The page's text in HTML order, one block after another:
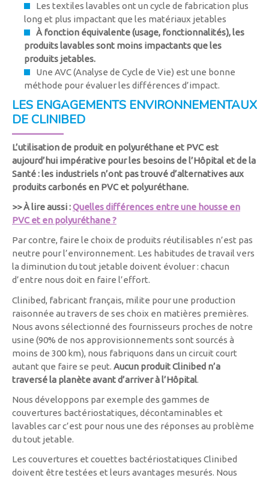
Les textiles lavables ont un cycle de fabrication plus
long et plus impactant que les matériaux jetables
À fonction équivalente (usage, fonctionnalités), les
produits lavables sont moins impactants que les
produits jetables.
Une AVC (Analyse de Cycle de Vie) est une bonne
méthode pour évaluer les différences d’impact.
LES ENGAGEMENTS ENVIRONNEMENTAUX
DE CLINIBED
L’utilisation de produit en polyuréthane et PVC est
aujourd’hui impérative pour les besoins de l’Hôpital et de la
Santé : les industriels n’ont pas trouvé d’alternatives aux
produits carbonés en PVC et polyuréthane.
>> À lire aussi :Quelles différences entre une housse en
PVC et en polyuréthane ?
Par contre, faire le choix de produits réutilisables n’est pas
neutre pour l’environnement. Les habitudes de travail vers
la diminution du tout jetable doivent évoluer : chacun
d’entre nous doit en faire l’effort.
Clinibed, fabricant français, milite pour une production
raisonnée au travers de ses choix en matières premières.
Nous avons sélectionné des fournisseurs proches de notre
usine (90% de nos approvisionnements sont sourcés à
moins de 300 km), nous fabriquons dans un circuit court
autant que faire se peut. Aucun produit Clinibed n’a
traversé la planète avant d’arriver à l’Hôpital.
Nous développons par exemple des gammes de
couvertures bactériostatiques, décontaminables et
lavables car c’est pour nous une des réponses au problème
du tout jetable.
Les couvertures et couettes bactériostatiques Clinibed
doivent être testées et leurs avantages mesurés. Nous